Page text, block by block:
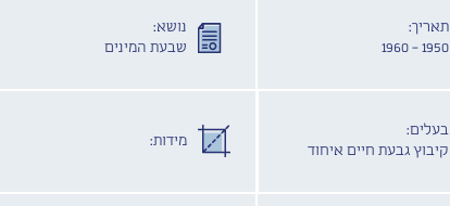
תאריך:
1950 - 1960
נושא:
שבעת המינים
בעלים:
קיבוץ גבעת חיים איחוד
מידות: